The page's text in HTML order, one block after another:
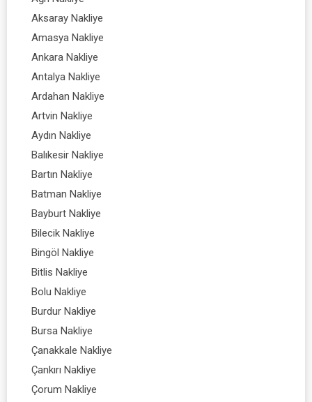
Aksaray Nakliye
Amasya Nakliye
Ankara Nakliye
Antalya Nakliye
Ardahan Nakliye
Artvin Nakliye
Aydın Nakliye
Balıkesir Nakliye
Bartın Nakliye
Batman Nakliye
Bayburt Nakliye
Bilecik Nakliye
Bingöl Nakliye
Bitlis Nakliye
Bolu Nakliye
Burdur Nakliye
Bursa Nakliye
Çanakkale Nakliye
Çankırı Nakliye
Çorum Nakliye